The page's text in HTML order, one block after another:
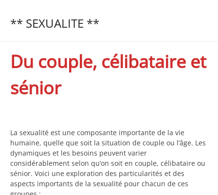
** SEXUALITE **
Du couple, célibataire et
sénior
La sexualité est une composante importante de la vie
humaine, quelle que soit la situation de couple ou l’âge. Les
dynamiques et les besoins peuvent varier
considérablement selon qu’on soit en couple, célibataire ou
sénior. Voici une exploration des particularités et des
aspects importants de la sexualité pour chacun de ces